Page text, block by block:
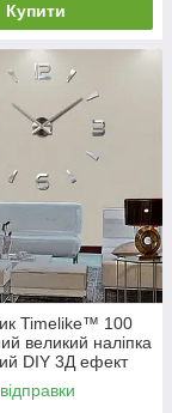
Купити
Timelike™ 100
великий наліпка
DIY 3Д ефект
сріблястий